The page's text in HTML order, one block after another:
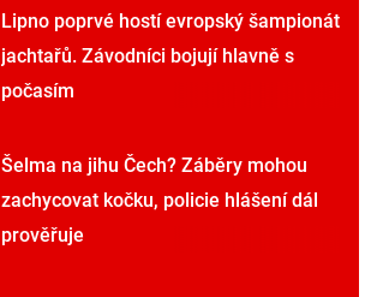
Lipno poprvé hostí evropský šampionát
jachtařů. Závodníci bojují hlavně s
počasím
Šelma na jihu Čech? Záběry mohou
zachycovat kočku, policie hlášení dál
prověřuje